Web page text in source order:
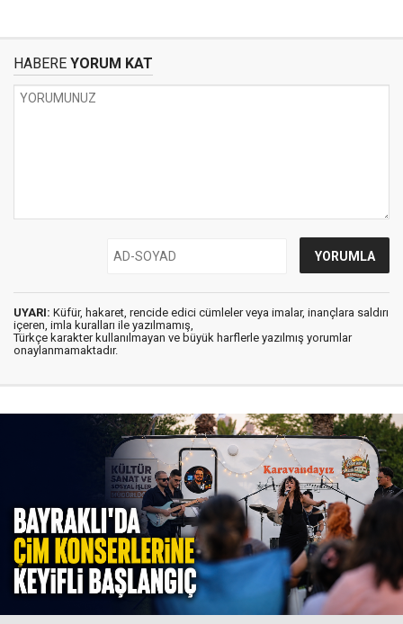
HABERE YORUM KAT
UYARI: Küfür, hakaret, rencide edici cümleler veya imalar, inançlara saldırı
içeren, imla kuralları ile yazılmamış,
Türkçe karakter kullanılmayan ve büyük harflerle yazılmış yorumlar
onaylanmamaktadır.